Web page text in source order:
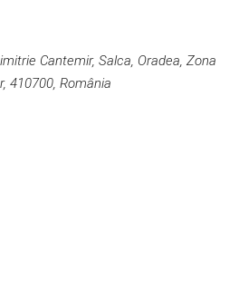
Cantemir, Salca, Oradea, Zona
410700, România